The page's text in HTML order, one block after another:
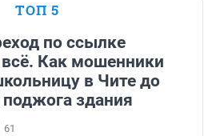
ТОП 5
по ссылке
Как мошенники
в Чите до
здания
61